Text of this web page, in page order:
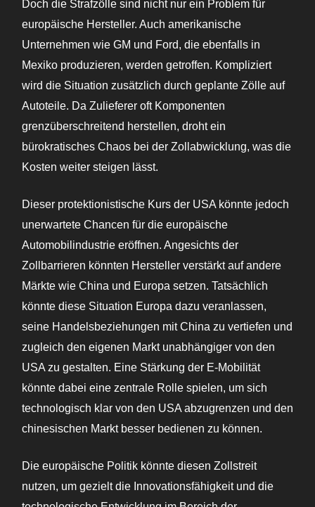
Doch die Strafzölle sind nicht nur ein Problem für
europäische Hersteller. Auch amerikanische
Unternehmen wie GM und Ford, die ebenfalls in
Mexiko produzieren, werden getroffen. Kompliziert
wird die Situation zusätzlich durch geplante Zölle auf
Autoteile. Da Zulieferer oft Komponenten
grenzüberschreitend herstellen, droht ein
bürokratisches Chaos bei der Zollabwicklung, was die
Kosten weiter steigen lässt.
Dieser protektionistische Kurs der USA könnte jedoch
unerwartete Chancen für die europäische
Automobilindustrie eröffnen. Angesichts der
Zollbarrieren könnten Hersteller verstärkt auf andere
Märkte wie China und Europa setzen. Tatsächlich
könnte diese Situation Europa dazu veranlassen,
seine Handelsbeziehungen mit China zu vertiefen und
zugleich den eigenen Markt unabhängiger von den
USA zu gestalten. Eine Stärkung der E-Mobilität
könnte dabei eine zentrale Rolle spielen, um sich
technologisch klar von den USA abzugrenzen und den
chinesischen Markt besser bedienen zu können.
Die europäische Politik könnte diesen Zollstreit
nutzen, um gezielt die Innovationsfähigkeit und die